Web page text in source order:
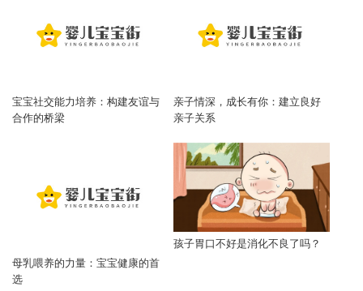
宝宝社交能力培养：构建友谊与
合作的桥梁
亲子情深，成长有你：建立良好
亲子关系
母乳喂养的力量：宝宝健康的首
选
孩子胃口不好是消化不良了吗？